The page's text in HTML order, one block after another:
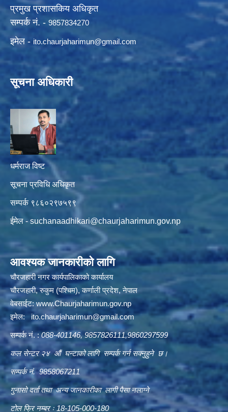
प्रमुख प्रशासकिय अधिकृत
सम्पर्क नं. - 9857834270
इमेल - ito.chaurjaharimun@gmail.com
सूचना अधिकारी
धर्मराज विष्ट
सूचना प्रविधि अधिकृत
सम्पर्क ९८६०२९७५९९
ईमेल -suchanaadhikari@chaurjaharimun.gov.np
आवश्यक जानकारीको लागि
चौरजहारी नगर कार्यपालिकाको कार्यालय
चौरजहारी, रुकुम (पश्चिम), कर्णाली प्रदेश, नेपाल
वेबसाईट:www.Chaurjaharimun.gov.np
इमेल: ito.chaurjaharimun@gmail.com
सम्पर्क नं. :088-401146, 9857826111,9860297599
कल सेन्टर २४ औं घन्टाको लागि सम्पर्क गर्न सक्नुहुने छ।
सम्पर्क नं. 9858067211
गुनासो दर्ता तथा अन्य जानकारीका लागी पैसा नलाग्ने
टोल फ्रि नम्बर ः 18-105-000-180